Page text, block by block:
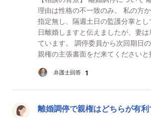
理由は性格の不一致のみ。 私の方
指定無し、隔週土日の監護分掌と
日離婚しますと伝えましたが、妻
ています。 調停委員から次回期日の◯日前までに共同
親権の主張書面をだ来てください
出し...弁護士回答 1
離婚調停で親権はどちらが有利